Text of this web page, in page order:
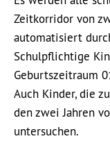
Zeitkorridor von
automatisiert
Schulpflichtige
Geburtszeitraum
Auch Kinder, die
den zwei Jahren
untersuchen.